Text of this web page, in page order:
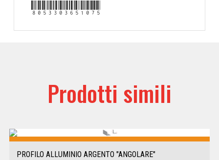
8053303651075
Prodotti simili
PROFILO ALLUMINIO ARGENTO "ANGOLARE"